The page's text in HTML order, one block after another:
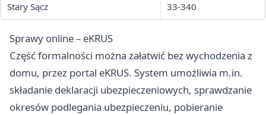
Stary Sącz 33-340
Sprawy online – eKRUS
Część formalności można załatwić bez wychodzenia z
domu, przez portal eKRUS. System umożliwia m.in.
składanie deklaracji ubezpieczeniowych, sprawdzanie
okresów podlegania ubezpieczeniu, pobieranie